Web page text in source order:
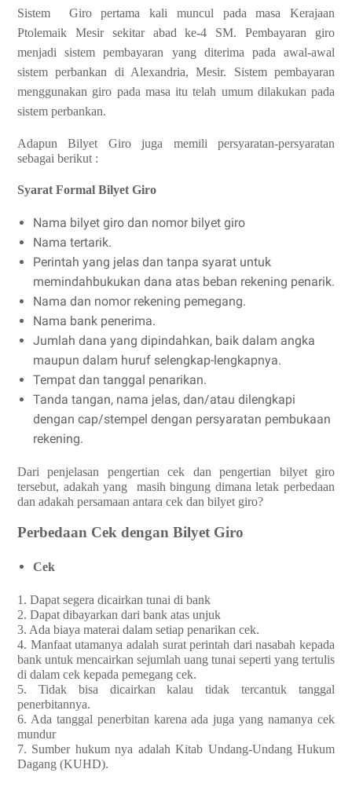
Sistem Giro pertama kali muncul pada masa Kerajaan
Ptolemaik Mesir sekitar abad ke-4 SM. Pembayaran giro
menjadi sistem pembayaran yang diterima pada awal-awal
sistem perbankan di Alexandria, Mesir. Sistem pembayaran
menggunakan giro pada masa itu telah umum dilakukan pada
sistem perbankan.
Adapun Bilyet Giro juga memili persyaratan-persyaratan
sebagai berikut :
Syarat Formal Bilyet Giro
Nama bilyet giro dan nomor bilyet giro
Nama tertarik.
Perintah yang jelas dan tanpa syarat untuk
memindahbukukan dana atas beban rekening penarik.
Nama dan nomor rekening pemegang.
Nama bank penerima.
Jumlah dana yang dipindahkan, baik dalam angka
maupun dalam huruf selengkap-lengkapnya.
Tempat dan tanggal penarikan.
Tanda tangan, nama jelas, dan/atau dilengkapi
dengan cap/stempel dengan persyaratan pembukaan
rekening.
Dari penjelasan pengertian cek dan pengertian bilyet giro
tersebut, adakah yang masih bingung dimana letak perbedaan
dan adakah persamaan antara cek dan bilyet giro?
Perbedaan Cek dengan Bilyet Giro
Cek
1. Dapat segera dicairkan tunai di bank
2. Dapat dibayarkan dari bank atas unjuk
3. Ada biaya materai dalam setiap penarikan cek.
4. Manfaat utamanya adalah surat perintah dari nasabah kepada
bank untuk mencairkan sejumlah uang tunai seperti yang tertulis
di dalam cek kepada pemegang cek.
5. Tidak bisa dicairkan kalau tidak tercantuk tanggal
penerbitannya.
6. Ada tanggal penerbitan karena ada juga yang namanya cek
mundur
7. Sumber hukum nya adalah Kitab Undang-Undang Hukum
Dagang (KUHD).